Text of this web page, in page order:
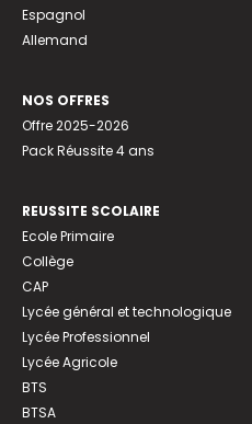
Espagnol
Allemand
NOS OFFRES
Offre 2025-2026
Pack Réussite 4 ans
REUSSITE SCOLAIRE
Ecole Primaire
Collège
CAP
Lycée général et technologique
Lycée Professionnel
Lycée Agricole
BTS
BTSA